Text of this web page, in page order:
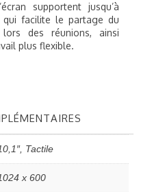
supportent jusqu’à
qui facilite le partage du
des réunions, ainsi
plus flexible.
Tactile
x 600